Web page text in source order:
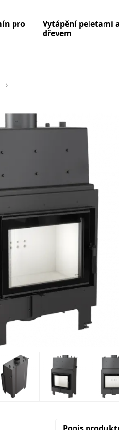
pro
Vytápění peletami a
dřevem